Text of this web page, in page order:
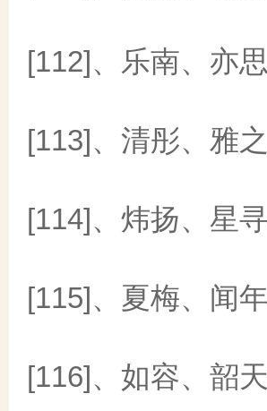
[112]、乐南、亦
[113]、清彤、雅
[114]、炜扬、星
[115]、夏梅、闻
[116]、如容、韶